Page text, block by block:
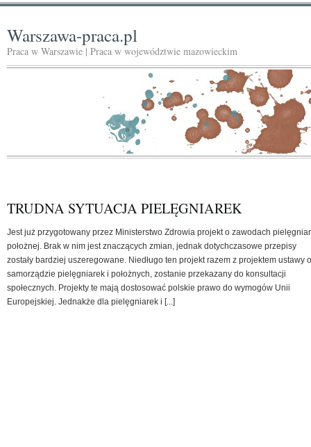
Warszawa-praca.pl
Praca w Warszawie | Praca w województwie mazowieckim
TRUDNA SYTUACJA PIELĘGNIAREK
Jest już przygotowany przez Ministerstwo Zdrowia projekt o zawodach
położnej. Brak w nim jest znaczących zmian, jednak dotychczasowe przepisy
zostały bardziej uszeregowane. Niedługo ten projekt razem z projektem ustawy o
samorządzie pielęgniarek i położnych, zostanie przekazany do konsultacji
społecznych. Projekty te mają dostosować polskie prawo do wymogów Unii
Europejskiej. Jednakże dla pielęgniarek i [...]